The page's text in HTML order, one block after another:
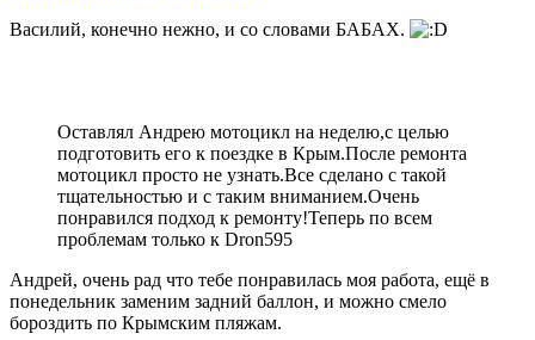
Василий, конечно нежно, и со словами БАБАХ.
Оставлял Андрею мотоцикл на неделю,с целью
подготовить его к поездке в Крым.После ремонта
мотоцикл просто не узнать.Все сделано с такой
тщательностью и с таким вниманием.Очень
понравился подход к ремонту!Теперь по всем
проблемам только к Dron595
Андрей, очень рад что тебе понравилась моя работа, ещё в
понедельник заменим задний баллон, и можно смело
бороздить по Крымским пляжам.